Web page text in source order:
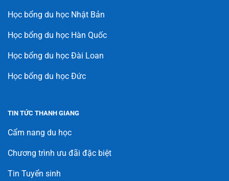
Học bổng du học Nhật Bản
Học bổng du học Hàn Quốc
Học bổng du học Đài Loan
Học bổng du học Đức
TIN TỨC THANH GIANG
Cẩm nang du học
Chương trình ưu đãi đặc biệt
Tin Tuyển sinh